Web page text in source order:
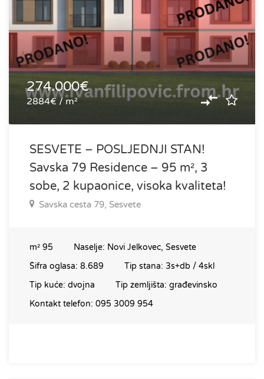
274.000€
2884€ / m²
SESVETE – POSLJEDNJI STAN!
Savska 79 Residence – 95 m², 3
sobe, 2 kupaonice, visoka kvaliteta!
Savska cesta 79, Sesvete
m² 95 Naselje: Novi Jelkovec, Sesvete
Šifra oglasa: 8.689 Tip stana: 3s+db / 4skl
Tip kuće: dvojna Tip zemljišta: građevinsko
Kontakt telefon: 095 3009 954